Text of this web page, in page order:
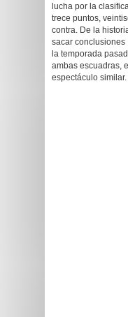
lucha por la
trece puntos,
contra. De la
sacar
la temporada
ambas escuadras,
espectáculo similar.